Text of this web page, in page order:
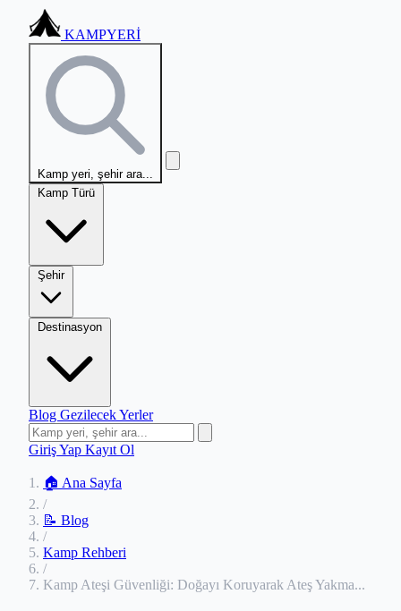
KAMPYERİ
Kamp yeri, şehir ara...
Kamp Türü
Şehir
Destinasyon
Blog Gezilecek Yerler
Giriş Yap Kayıt Ol
🏠 Ana Sayfa
/
📝 Blog
/
Kamp Rehberi
/
Kamp Ateşi Güvenliği: Doğayı Koruyarak Ateş Yakma...